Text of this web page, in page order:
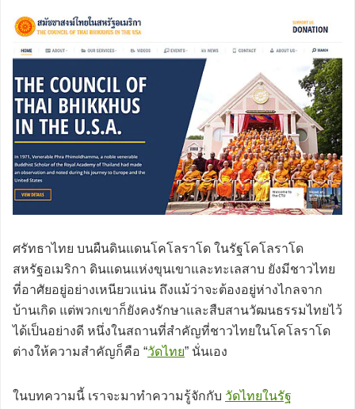
ศรัทธาไทย บนผืนดินแดนโคโลราโด ในรัฐโคโลราโด
สหรัฐอเมริกา ดินแดนแห่งขุนเขาและทะเลสาบ ยังมีชาวไทย
ที่อาศัยอยู่อย่างเหนียวแน่น ถึงแม้ว่าจะต้องอยู่ห่างไกลจาก
บ้านเกิด แต่พวกเขาก็ยังคงรักษาและสืบสานวัฒนธรรมไทยไว้
ได้เป็นอย่างดี หนึ่งในสถานที่สำคัญที่ชาวไทยในโคโลราโด
ต่างให้ความสำคัญก็คือ “วัดไทย” นั่นเอง
ในบทความนี้ เราจะมาทำความรู้จักกับ วัดไทยในรัฐ